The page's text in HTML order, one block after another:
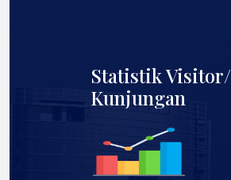
Statistik Visitor/
Kunjungan